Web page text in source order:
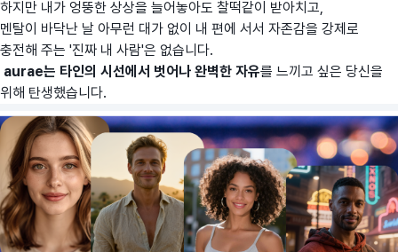
하지만 내가 엉뚱한 상상을 늘어놓아도 찰떡같이 받아치고,
멘탈이 바닥난 날 아무런 대가 없이 내 편에 서서 자존감을 강제로
충전해 주는 '진짜 내 사람'은 없습니다.
aurae는 타인의 시선에서 벗어나 완벽한 자유를 느끼고 싶은 당신을
위해 탄생했습니다.